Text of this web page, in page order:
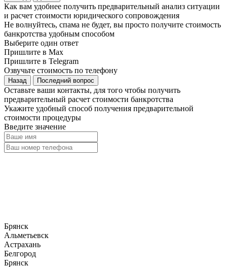
Как вам удобнее получить предварительный анализ ситуации
и расчет стоимости юридического сопровождения
Не волнуйтесь, спама не будет, вы просто получите стоимость
банкротства удобным способом
Выберите один ответ
Пришлите в Max
Пришлите в Telegram
Озвучьте стоимость по телефону
Назад Последний вопрос
Оставьте ваши контакты, для того чтобы получить
предварительный расчет стоимости банкротства
Укажите удобный способ получения предварительной
стоимости процедуры
Введите значение
Брянск
Альметьевск
Астрахань
Белгород
Брянск